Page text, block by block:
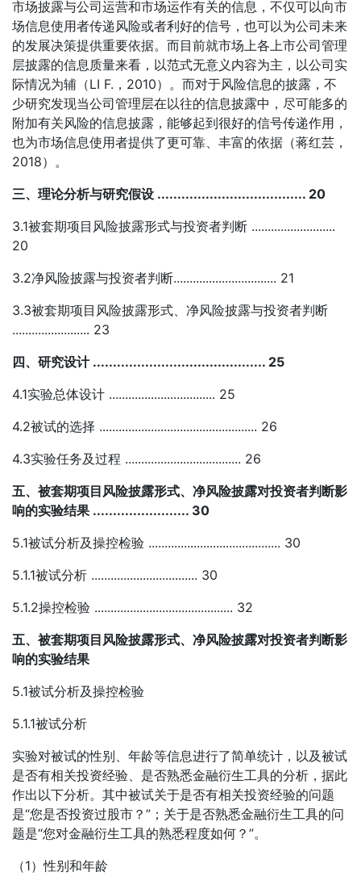
市场披露与公司运营和市场运作有关的信息，不仅可以向市
场信息使用者传递风险或者利好的信号，也可以为公司未来
的发展决策提供重要依据。而目前就市场上各上市公司管理
层披露的信息质量来看，以范式无意义内容为主，以公司实
际情况为辅（LI F.，2010）。而对于风险信息的披露，不
少研究发现当公司管理层在以往的信息披露中，尽可能多的
附加有关风险的信息披露，能够起到很好的信号传递作用，
也为市场信息使用者提供了更可靠、丰富的依据（蒋红芸，
2018）。
三、理论分析与研究假设 ..................................... 20
3.1被套期项目风险披露形式与投资者判断 ..........................
20
3.2净风险披露与投资者判断................................ 21
3.3被套期项目风险披露形式、净风险披露与投资者判断
........................ 23
四、研究设计 ........................................... 25
4.1实验总体设计 ................................. 25
4.2被试的选择 ................................................. 26
4.3实验任务及过程 .................................... 26
五、被套期项目风险披露形式、净风险披露对投资者判断影
响的实验结果 ........................ 30
5.1被试分析及操控检验 ......................................... 30
5.1.1被试分析 ................................. 30
5.1.2操控检验 ........................................... 32
五、被套期项目风险披露形式、净风险披露对投资者判断影
响的实验结果
5.1被试分析及操控检验
5.1.1被试分析
实验对被试的性别、年龄等信息进行了简单统计，以及被试
是否有相关投资经验、是否熟悉金融衍生工具的分析，据此
作出以下分析。其中被试关于是否有相关投资经验的问题
是“您是否投资过股市？”；关于是否熟悉金融衍生工具的问
题是“您对金融衍生工具的熟悉程度如何？”。
（1）性别和年龄